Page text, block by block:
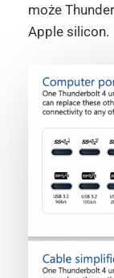
może
Apple silicon.